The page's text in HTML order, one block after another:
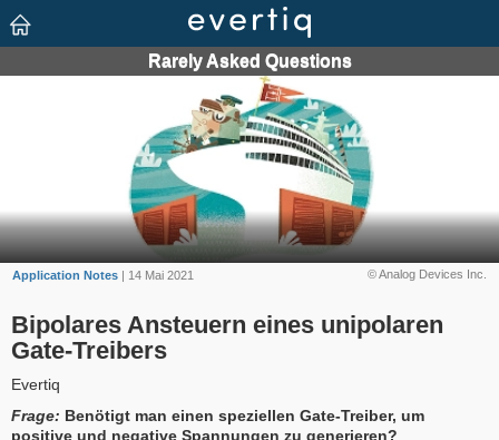
© Analog Devices Inc.
Application Notes | 14 Mai 2021
Bipolares Ansteuern eines unipolaren
Gate-Treibers
Evertiq
Frage: Benötigt man einen speziellen Gate-Treiber, um
positive und negative Spannungen zu generieren?